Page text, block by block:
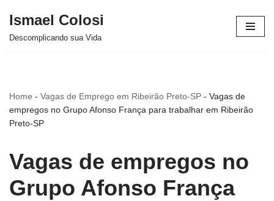
Avançar
Ismael Colosi
Descomplicando sua Vida
Home - Vagas de Emprego em Ribeirão Preto-SP - Vagas de
empregos no Grupo Afonso França para trabalhar em Ribeirão
Preto-SP
Vagas de empregos no
Grupo Afonso França